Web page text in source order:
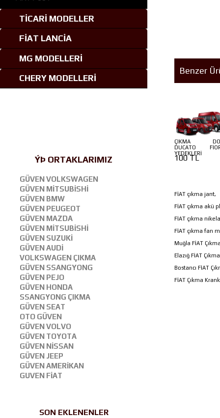
TİCARİ MODELLER
FİAT LANCİA
MG MODELLERİ
CHERY MODELLERİ
ÝÞ ORTAKLARIMIZ
GÜVEN VOLKSWAGEN
GÜVEN MİTSUBİSHİ
GÜVEN BMW
GÜVEN PEUGEOT
GÜVEN MAZDA
GÜVEN MİTSUBİSHİ
GÜVEN SUZUKİ
GÜVEN AUDİ
VOLKSWAGEN ÇIKMA
GÜVEN SSANGYONG
GÜVEN PEJO
GÜVEN HONDA
SSANGYONG ÇIKMA
GÜVEN SEAT
OTO GÜVEN
GÜVEN VOLVO
GÜVEN TOYOTA
GÜVEN NİSSAN
GÜVEN JEEP
GÜVEN AMERİKAN
GUVEN FİAT
SON EKLENENLER
Benzer
ÇIKMA
DUCATO
YEDEKLERİ
100 TL
FİAT çıkma jant,
FİAT çıkma akü
FİAT çıkma
FİAT çıkma fan
Muğla FİAT
Elazığ FİAT
Bostancı FİAT
FİAT Çıkma